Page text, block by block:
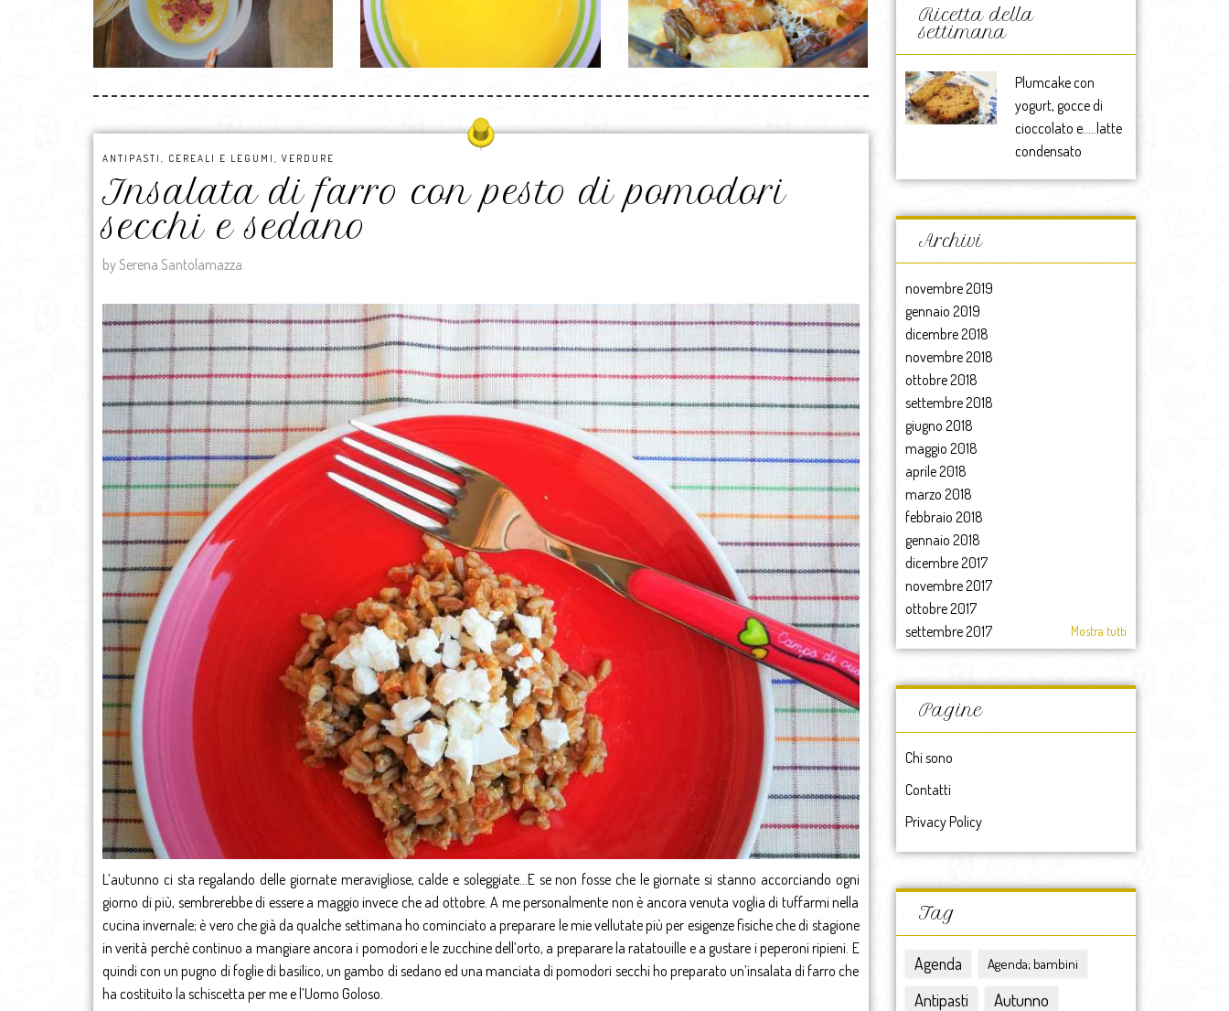
ANTIPASTI CEREALI E LEGUMI VERDURE
Insalata di farro con pesto di pomodori
secchi e sedano
by Serena Santolamazza
L’autunno ci sta regalando delle giornate meravigliose, calde e soleggiate…E se non fosse che le giornate si stanno accorciando ogni
giorno di più, sembrerebbe di essere a maggio invece che ad ottobre. A me personalmente non è ancora venuta voglia di tuffarmi nella
cucina invernale; è vero che già da qualche settimana ho cominciato a preparare le mie vellutate più per esigenze fisiche che di stagione
in verità perché continuo a mangiare ancora i pomodori e le zucchine dell’orto, a preparare la ratatouille e a gustare i peperoni ripieni. E
quindi con un pugno di foglie di basilico, un gambo di sedano ed una manciata di pomodori secchi ho preparato un’insalata di farro che
ha costituito la schiscetta per me e l’Uomo Goloso.
Ricetta della
settimana
Plumcake con
yogurt, gocce di
cioccolato e…..latte
condensato
Archivi
novembre 2019
gennaio 2019
dicembre 2018
novembre 2018
ottobre 2018
settembre 2018
giugno 2018
maggio 2018
aprile 2018
marzo 2018
febbraio 2018
gennaio 2018
dicembre 2017
novembre 2017
ottobre 2017
settembre 2017
agosto 2017
luglio 2017
giugno 2017
maggio 2017
marzo 2017
febbraio 2017
gennaio 2017
dicembre 2016
novembre 2016
ottobre 2016
settembre 2016
luglio 2016
giugno 2016
Mostra tutti
Pagine
Chi sono
Contatti
Privacy Policy
Tag
Agenda Agenda; bambini
Antipasti Autunno